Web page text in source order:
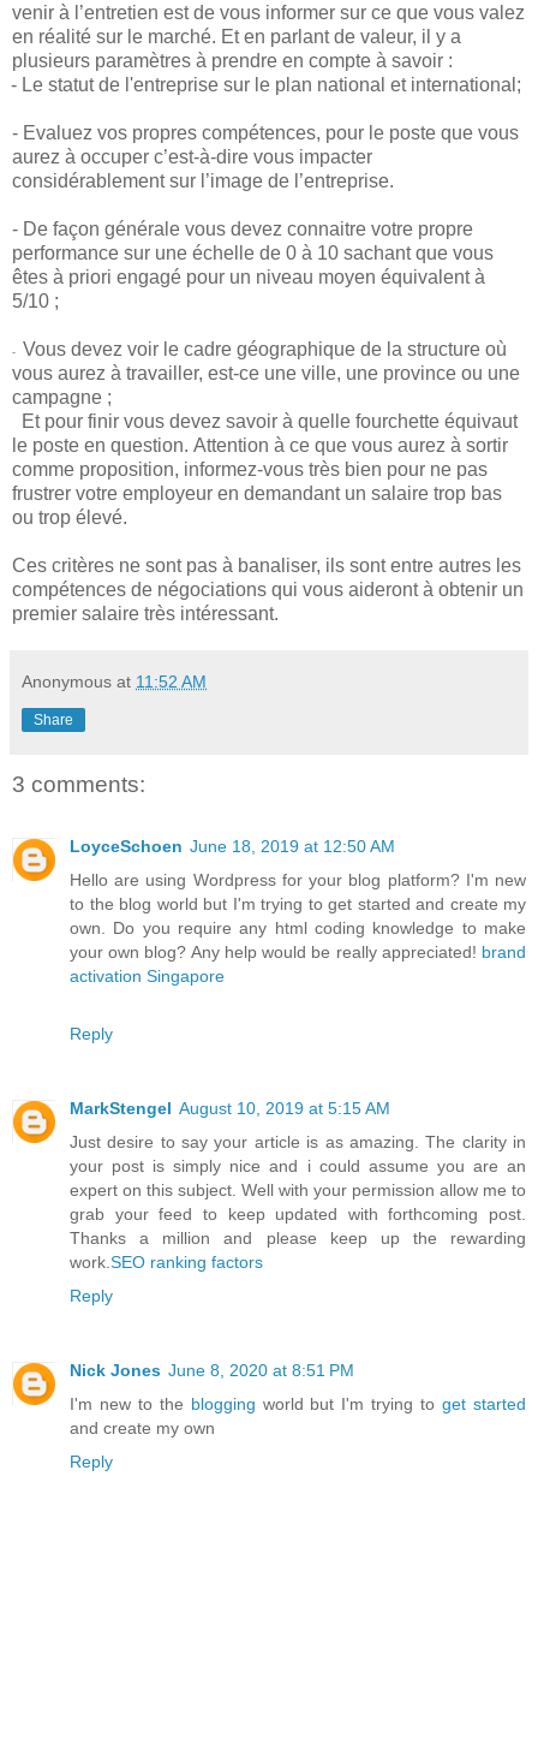
venir à l’entretien est de vous informer sur ce que vous valez
en réalité sur le marché. Et en parlant de valeur, il y a
plusieurs paramètres à prendre en compte à savoir :
- Le statut de l'entreprise sur le plan national et international;
- Evaluez vos propres compétences, pour le poste que vous
aurez à occuper c’est-à-dire vous impacter
considérablement sur l’image de l’entreprise.
- De façon générale vous devez connaitre votre propre
performance sur une échelle de 0 à 10 sachant que vous
êtes à priori engagé pour un niveau moyen équivalent à
5/10 ;
- Vous devez voir le cadre géographique de la structure où
vous aurez à travailler, est-ce une ville, une province ou une
campagne ;
Et pour finir vous devez savoir à quelle fourchette équivaut
le poste en question. Attention à ce que vous aurez à sortir
comme proposition, informez-vous très bien pour ne pas
frustrer votre employeur en demandant un salaire trop bas
ou trop élevé.
Ces critères ne sont pas à banaliser, ils sont entre autres les
compétences de négociations qui vous aideront à obtenir un
premier salaire très intéressant.
Anonymous at 11:52 AM
Share
3 comments:
LoyceSchoen June 18, 2019 at 12:50 AM
Hello are using Wordpress for your blog platform? I'm new
to the blog world but I'm trying to get started and create my
own. Do you require any html coding knowledge to make
your own blog? Any help would be really appreciated! brand
activation Singapore
Reply
MarkStengel August 10, 2019 at 5:15 AM
Just desire to say your article is as amazing. The clarity in
your post is simply nice and i could assume you are an
expert on this subject. Well with your permission allow me to
grab your feed to keep updated with forthcoming post.
Thanks a million and please keep up the rewarding
work. SEO ranking factors
Reply
Nick Jones June 8, 2020 at 8:51 PM
I'm new to the blogging world but I'm trying toget started
and create my own
Reply